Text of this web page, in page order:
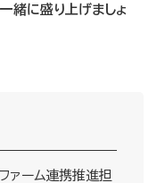
緒に盛り上げましょ
ーム連携推進担